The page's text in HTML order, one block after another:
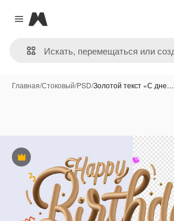
Close menu
Magnific
Главная/Стоковый/PSD/Золотой текст «С дне…
Премиум